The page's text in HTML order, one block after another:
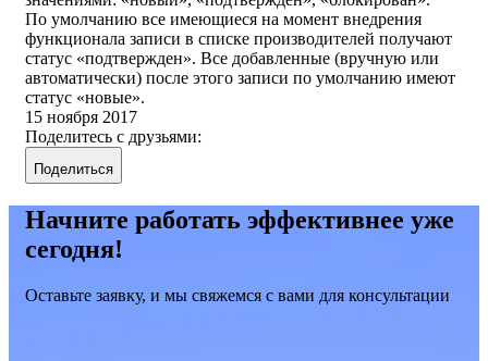
По умолчанию все имеющиеся на момент внедрения
функционала записи в списке производителей получают
статус «подтвержден». Все добавленные (вручную или
автоматически) после этого записи по умолчанию имеют
статус «новые».
15 ноября 2017
Поделитесь с друзьями:
Поделиться
Начните работать эффективнее уже
сегодня!
Оставьте заявку, и мы свяжемся с вами для консультации